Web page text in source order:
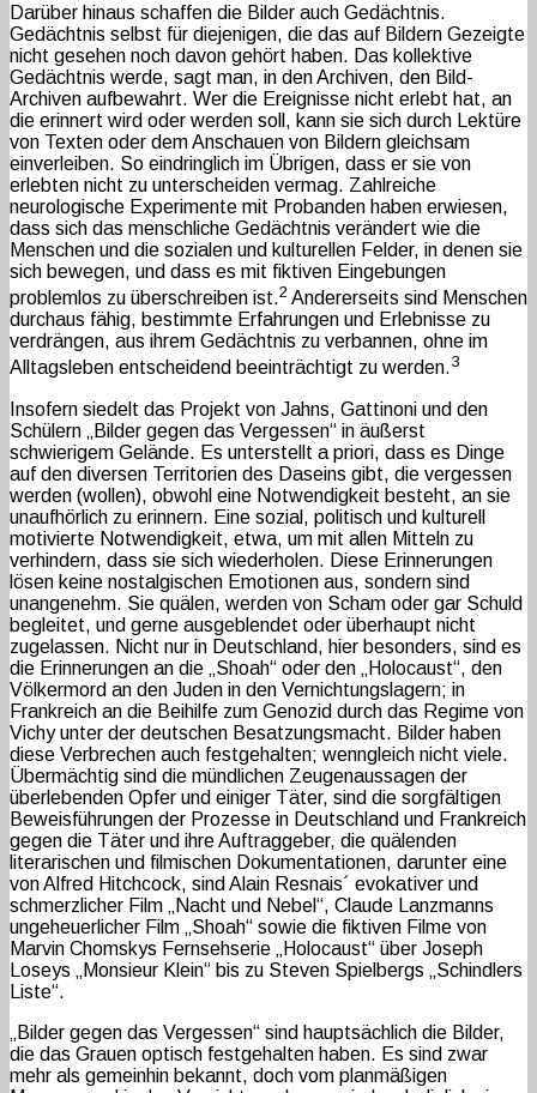
Darüber hinaus schaffen die Bilder auch Gedächtnis.
Gedächtnis selbst für diejenigen, die das auf Bildern Gezeigte
nicht gesehen noch davon gehört haben. Das kollektive
Gedächtnis werde, sagt man, in den Archiven, den Bild-
Archiven aufbewahrt. Wer die Ereignisse nicht erlebt hat, an
die erinnert wird oder werden soll, kann sie sich durch Lektüre
von Texten oder dem Anschauen von Bildern gleichsam
einverleiben. So eindringlich im Übrigen, dass er sie von
erlebten nicht zu unterscheiden vermag. Zahlreiche
neurologische Experimente mit Probanden haben erwiesen,
dass sich das menschliche Gedächtnis verändert wie die
Menschen und die sozialen und kulturellen Felder, in denen sie
sich bewegen, und dass es mit fiktiven Eingebungen
problemlos zu überschreiben ist.2 Andererseits sind Menschen
durchaus fähig, bestimmte Erfahrungen und Erlebnisse zu
verdrängen, aus ihrem Gedächtnis zu verbannen, ohne im
Alltagsleben entscheidend beeinträchtigt zu werden.3
Insofern siedelt das Projekt von Jahns, Gattinoni und den
Schülern „Bilder gegen das Vergessen“ in äußerst
schwierigem Gelände. Es unterstellt a priori, dass es Dinge
auf den diversen Territorien des Daseins gibt, die vergessen
werden (wollen), obwohl eine Notwendigkeit besteht, an sie
unaufhörlich zu erinnern. Eine sozial, politisch und kulturell
motivierte Notwendigkeit, etwa, um mit allen Mitteln zu
verhindern, dass sie sich wiederholen. Diese Erinnerungen
lösen keine nostalgischen Emotionen aus, sondern sind
unangenehm. Sie quälen, werden von Scham oder gar Schuld
begleitet, und gerne ausgeblendet oder überhaupt nicht
zugelassen. Nicht nur in Deutschland, hier besonders, sind es
die Erinnerungen an die „Shoah“ oder den „Holocaust“, den
Völkermord an den Juden in den Vernichtungslagern; in
Frankreich an die Beihilfe zum Genozid durch das Regime von
Vichy unter der deutschen Besatzungsmacht. Bilder haben
diese Verbrechen auch festgehalten; wenngleich nicht viele.
Übermächtig sind die mündlichen Zeugenaussagen der
überlebenden Opfer und einiger Täter, sind die sorgfältigen
Beweisführungen der Prozesse in Deutschland und Frankreich
gegen die Täter und ihre Auftraggeber, die quälenden
literarischen und filmischen Dokumentationen, darunter eine
von Alfred Hitchcock, sind Alain Resnais´ evokativer und
schmerzlicher Film „Nacht und Nebel“, Claude Lanzmanns
ungeheuerlicher Film „Shoah“ sowie die fiktiven Filme von
Marvin Chomskys Fernsehserie „Holocaust“ über Joseph
Loseys „Monsieur Klein“ bis zu Steven Spielbergs „Schindlers
Liste“.
„Bilder gegen das Vergessen“ sind hauptsächlich die Bilder,
die das Grauen optisch festgehalten haben. Es sind zwar
mehr als gemeinhin bekannt, doch vom planmäßigen